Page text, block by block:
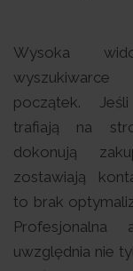
Wysoka
początek.
trafiają na
dokonują
zostawiają
to brak
Profesjonalna
uwzględnia nie